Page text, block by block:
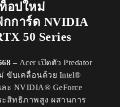
อปใหม่
การ์ด NVIDIA
50 Series
– Acer เปิดตัว Predator
ขับเคลื่อนด้วย Intel®
ะ NVIDIA® GeForce
ะสิทธิภาพสูง ผสานการ